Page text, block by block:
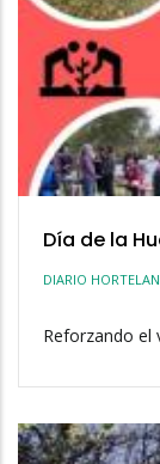
Día de la
DIARIO
Reforzando el